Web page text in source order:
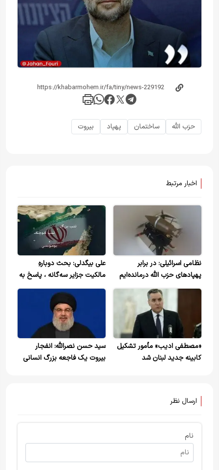
حزب الله ساختمان پهپاد بیروت
اخبار مرتبط
نظامی اسرائیلی: در برابر
پهپادهای حزب الله درمانده‌ایم
علی بیگدلی: بحث دوبارهِ
مالکیت جزایر سه‌‌گانه ، پاسخ به
رفتارهای ایران است چون در
نشست بروکسل کمک های
موشکی ایران به روسیه مطرح
«مصطفی ادیب» مأمور تشکیل
کابینه جدید لبنان شد
سید حسن نصرالله: انفجار
بیروت یک فاجعه بزرگ انسانی
ارسال نظر
نام